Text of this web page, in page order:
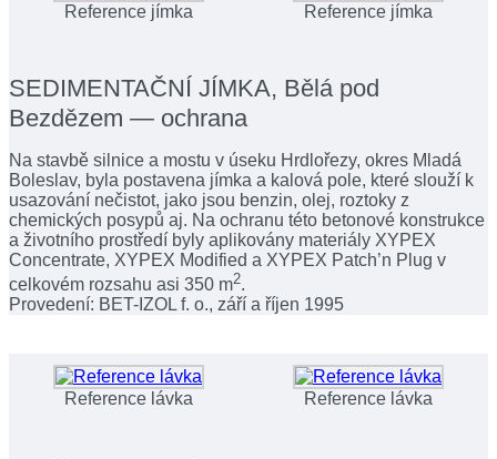
Reference jímka Reference jímka
SEDIMENTAČNÍ JÍMKA, Bělá pod
Bezdězem — ochrana
Na stavbě silnice a mostu v úseku Hrdlořezy, okres Mladá
Boleslav, byla postavena jímka a kalová pole, které slouží k
usazování nečistot, jako jsou benzin, olej, roztoky z
chemických posypů aj. Na ochranu této betonové konstrukce
a životního prostředí byly aplikovány materiály XYPEX
Concentrate, XYPEX Modified a XYPEX Patch’n Plug v
celkovém rozsahu asi 350 m2.
Provedení: BET-IZOL f. o., září a říjen 1995
Reference lávka Reference lávka